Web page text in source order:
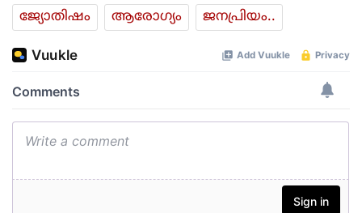
ജ്യോതിഷം
ആരോഗ്യം ജനപ്രിയം..